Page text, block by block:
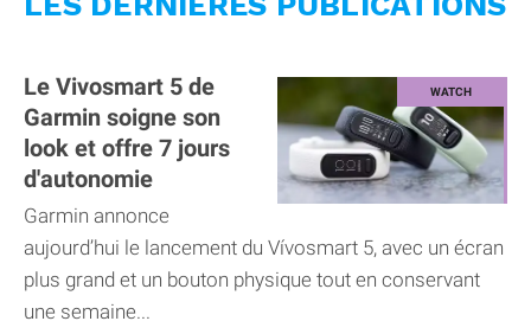
Le Vivosmart 5 de
Garmin soigne son
look et offre 7 jours
d'autonomie
Garmin annonce
aujourd’hui le lancement du Vívosmart 5, avec un écran
plus grand et un bouton physique tout en conservant
une semaine...